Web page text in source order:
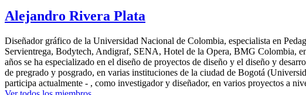
Alejandro Rivera Plata
Diseñador gráfico de la Universidad Nacional de Colombia, especialista en
Servientrega, Bodytech, Andigraf, SENA, Hotel de la Opera, BMG Colombia,
años se ha especializado en el diseño de proyectos de diseño y el diseño y
de pregrado y posgrado, en varias instituciones de la ciudad de Bogotá
participa actualmente - , como investigador y diseñador, en varios proyectos a